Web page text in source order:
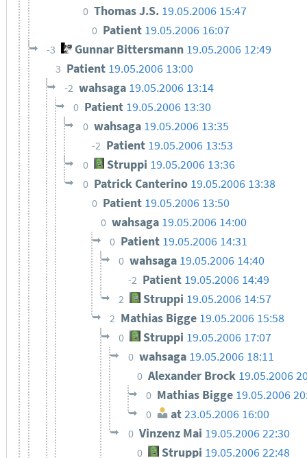
0 Thomas J.S. 19.05.2006 15:47
0 Patient 19.05.2006 16:07
-3 Gunnar Bittersmann 19.05.2006 12:49
3 Patient 19.05.2006 13:00
-2 wahsaga 19.05.2006 13:14
0 Patient 19.05.2006 13:30
0 wahsaga 19.05.2006 13:35
-2 Patient 19.05.2006 13:53
0 Struppi 19.05.2006 13:36
0 Patrick Canterino 19.05.2006 13:38
0 Patient 19.05.2006 13:50
0 wahsaga 19.05.2006 14:00
0 Patient 19.05.2006 14:31
0 wahsaga 19.05.2006 14:40
-2 Patient 19.05.2006 14:49
2 Struppi 19.05.2006 14:57
2 Mathias Bigge 19.05.2006 15:58
0 Struppi 19.05.2006 17:07
0 wahsaga 19.05.2006 18:11
0 Alexander Brock 19.05.2006
0 Mathias Bigge 19.05.2006
0 at23.05.2006 16:00
0 Vinzenz Mai 19.05.2006 22:30
0 Struppi 19.05.2006 22:48